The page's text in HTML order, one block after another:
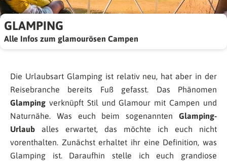
GLAMPING
Alle Infos zum glamourösen Campen
Die Urlaubsart Glamping ist relativ neu, hat aber in der
Reisebranche bereits Fuß gefasst. Das Phänomen
Glamping verknüpft Stil und Glamour mit Campen und
Naturnähe. Was euch beim sogenannten Glamping-
Urlaub alles erwartet, das möchte ich euch nicht
vorenthalten. Zunächst erhaltet ihr eine Definition, was
Glamping ist. Daraufhin stelle ich euch grandiose